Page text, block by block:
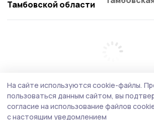
Тамбовской области
На сайте используются cookie-файлы.
пользоваться данным сайтом, вы
согласие на использование файлов
с настоящим уведомлением